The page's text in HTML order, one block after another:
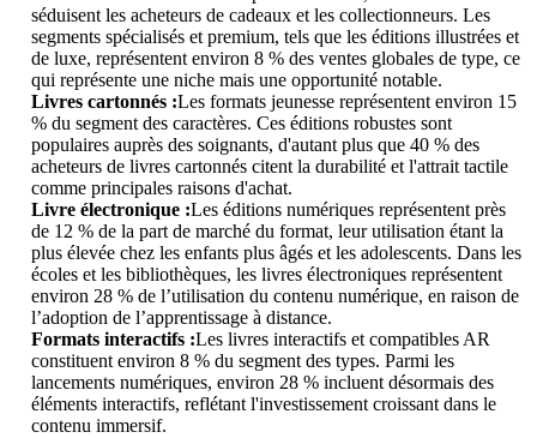
séduisent les acheteurs de cadeaux et les collectionneurs. Les
segments spécialisés et premium, tels que les éditions illustrées et
de luxe, représentent environ 8 % des ventes globales de type, ce
qui représente une niche mais une opportunité notable.
Livres cartonnés :Les formats jeunesse représentent environ 15
% du segment des caractères. Ces éditions robustes sont
populaires auprès des soignants, d'autant plus que 40 % des
acheteurs de livres cartonnés citent la durabilité et l'attrait tactile
comme principales raisons d'achat.
Livre électronique :Les éditions numériques représentent près
de 12 % de la part de marché du format, leur utilisation étant la
plus élevée chez les enfants plus âgés et les adolescents. Dans les
écoles et les bibliothèques, les livres électroniques représentent
environ 28 % de l’utilisation du contenu numérique, en raison de
l’adoption de l’apprentissage à distance.
Formats interactifs :Les livres interactifs et compatibles AR
constituent environ 8 % du segment des types. Parmi les
lancements numériques, environ 28 % incluent désormais des
éléments interactifs, reflétant l'investissement croissant dans le
contenu immersif.